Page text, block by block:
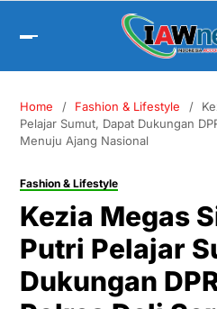
Home Fashion & Lifestyle
Pelajar Sumut, Dapat Dukungan
Menuju Ajang Nasional
Fashion & Lifestyle
Kezia Megas
Putri Pelajar
Dukungan